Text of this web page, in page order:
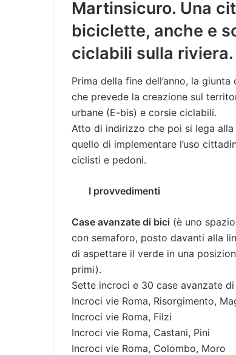
Martinsicuro. Una
biciclette, anche e
ciclabili sulla riviera.
Prima della fine dell’anno, la
che prevede la creazione sul
urbane (E-bis) e corsie ciclabili.
Atto di indirizzo che poi si lega
quello di implementare l’uso
ciclisti e pedoni.
I provvedimenti
Case avanzate di bici (è uno
con semaforo, posto davanti alla
di aspettare il verde in una
primi).
Sette incroci e 30 case avanzate
Incroci vie Roma, Risorgimento,
Incroci vie Roma, Filzi
Incroci vie Roma, Castani, Pini
Incroci vie Roma, Colombo, Moro